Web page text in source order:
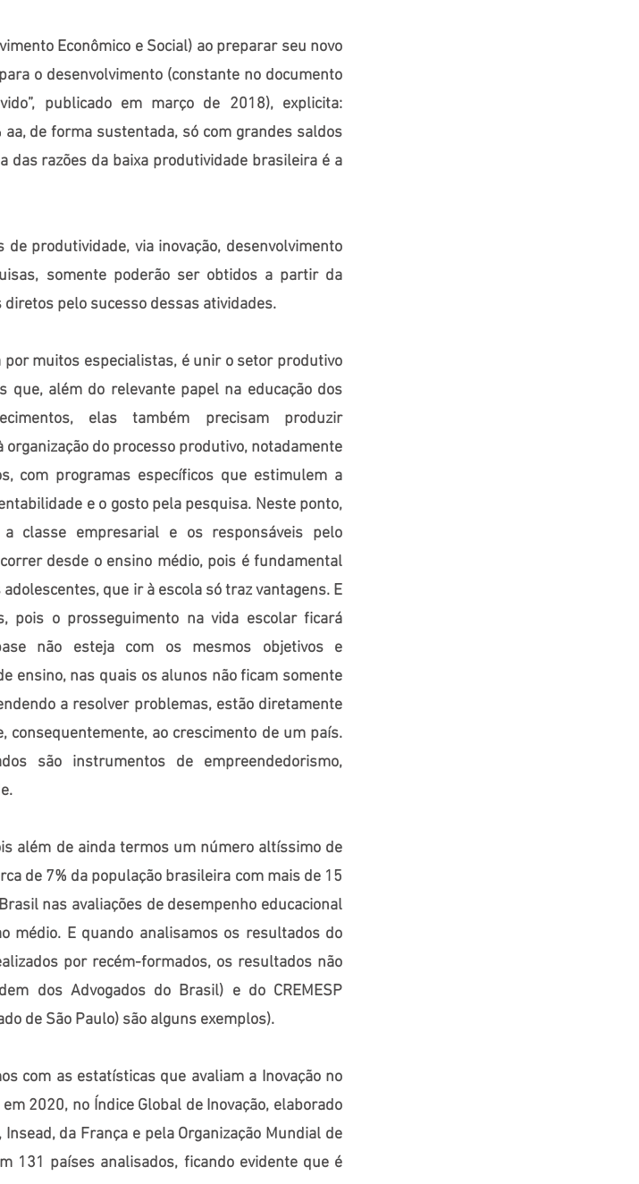
Econômico e Social) ao preparar seu novo
o desenvolvimento (constante no documento
publicado em março de 2018), explicita:
aa, de forma sustentada, só com grandes saldos
das razões da baixa produtividade brasileira é a
produtividade, via inovação, desenvolvimento
somente poderão ser obtidos a partir da
pelo sucesso dessas atividades.
muitos especialistas, é unir o setor produtivo
que, além do relevante papel na educação dos
elas também precisam produzir
do processo produtivo, notadamente
com programas específicos que estimulem a
e o gosto pela pesquisa. Neste ponto,
classe empresarial e os responsáveis pelo
desde o ensino médio, pois é fundamental
que ir à escola só traz vantagens. E
pois o prosseguimento na vida escolar ficará
não esteja com os mesmos objetivos e
ensino, nas quais os alunos não ficam somente
a resolver problemas, estão diretamente
consequentemente, ao crescimento de um país.
são instrumentos de empreendedorismo,
além de ainda termos um número altíssimo de
de 7% da população brasileira com mais de 15
nas avaliações de desempenho educacional
médio. E quando analisamos os resultados do
por recém-formados, os resultados não
dos Advogados do Brasil) e do CREMESP
de São Paulo) são alguns exemplos).
com as estatísticas que avaliam a Inovação no
2020, no Índice Global de Inovação, elaborado
da França e pela Organização Mundial de
131 países analisados, ficando evidente que é